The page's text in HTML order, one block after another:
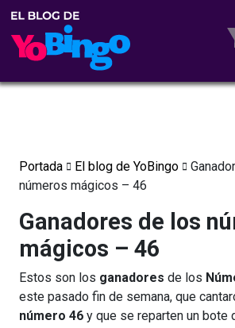
Portada El blog de YoBingo
números mágicos – 46
Ganadores de los
mágicos – 46
Estos son los ganadores de los
este pasado fin de semana, que
número 46 y que se reparten un bote